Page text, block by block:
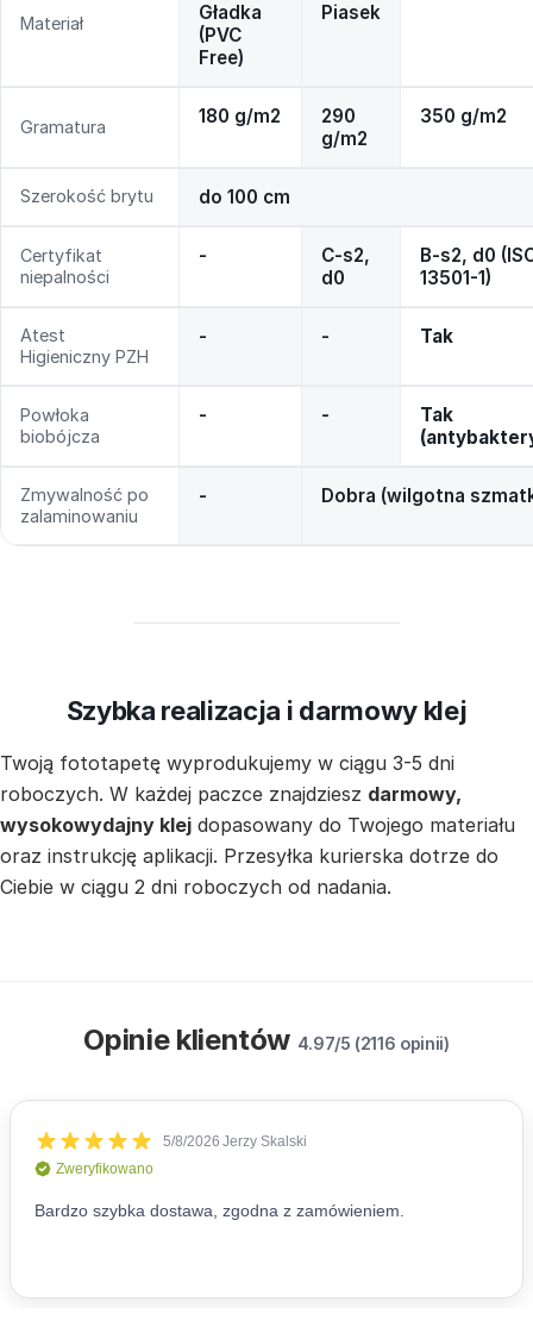
Materiał
Gładka
(PVC
Free)
Piasek
Gramatura 180 g/m2
290
g/m2
350 g/m2
Szerokość brytu do 100 cm
Certyfikat
niepalności
-
C-s2,
d0
B-s2, d0
13501-1)
Atest
Higieniczny PZH
- - Tak
Powłoka
biobójcza
- -
Tak
Zmywalność po
zalaminowaniu
- Dobra (wilgotna
Szybka realizacja i darmowy klej
Twoją fototapetę wyprodukujemy w ciągu 3-5 dni
roboczych. W każdej paczce znajdziesz darmowy,
wysokowydajny klej dopasowany do Twojego materiału
oraz instrukcję aplikacji. Przesyłka kurierska dotrze do
Ciebie w ciągu 2 dni roboczych od nadania.
Opinie klientów 4.97/5 (2116 opinii)